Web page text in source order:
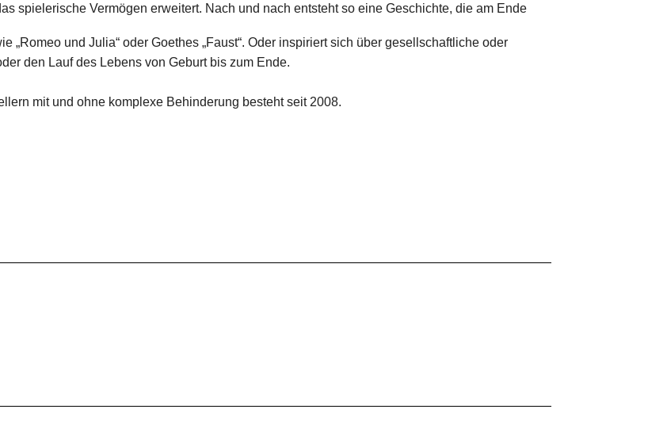
spielerische Vermögen erweitert. Nach und nach entsteht so eine Geschichte, die am Ende
„Romeo und Julia“ oder Goethes „Faust“. Oder inspiriert sich über gesellschaftliche oder
den Lauf des Lebens von Geburt bis zum Ende.
mit und ohne komplexe Behinderung besteht seit 2008.